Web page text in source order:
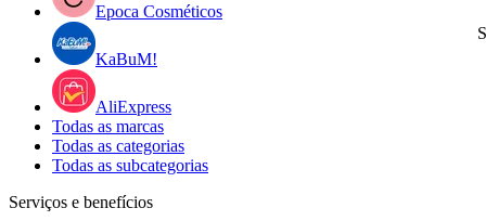
Epoca Cosméticos
KaBuM!
AliExpress
Todas as marcas
Todas as categorias
Todas as subcategorias
Serviços e benefícios